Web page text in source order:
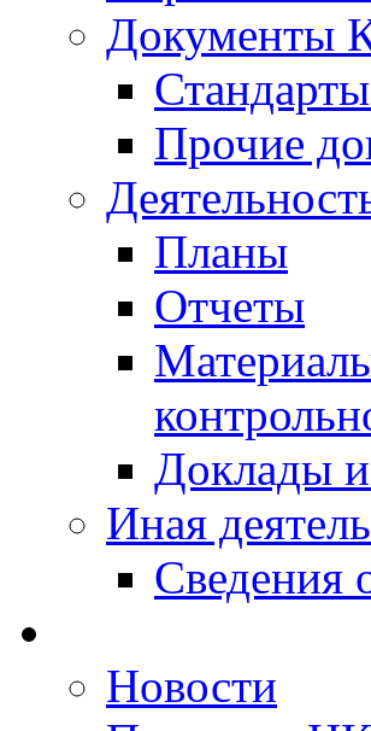
Документы
Прочие
Планы
Отчеты
Доклады
Иная
Сведения
Новости